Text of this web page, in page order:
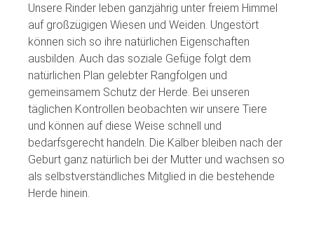
Unsere Rinder leben ganzjährig unter freiem Himmel
auf großzügigen Wiesen und Weiden. Ungestört
können sich so ihre natürlichen Eigenschaften
ausbilden. Auch das soziale Gefüge folgt dem
natürlichen Plan gelebter Rangfolgen und
gemeinsamem Schutz der Herde. Bei unseren
täglichen Kontrollen beobachten wir unsere Tiere
und können auf diese Weise schnell und
bedarfsgerecht handeln. Die Kälber bleiben nach der
Geburt ganz natürlich bei der Mutter und wachsen so
als selbstverständliches Mitglied in die bestehende
Herde hinein.​